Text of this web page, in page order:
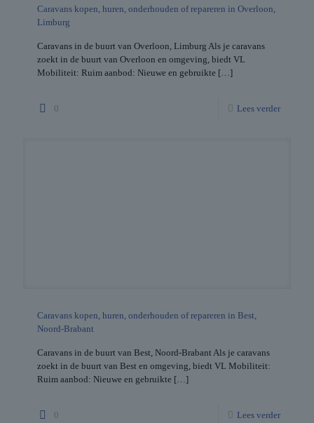
Caravans kopen, huren, onderhouden of repareren in Overloon,
Limburg
Caravans in de buurt van Overloon, Limburg Als je caravans
zoekt in de buurt van Overloon en omgeving, biedt VL
Mobiliteit: Ruim aanbod: Nieuwe en gebruikte […]
0 Lees verder
Caravans kopen, huren, onderhouden of repareren in Best,
Noord-Brabant
Caravans in de buurt van Best, Noord-Brabant Als je caravans
zoekt in de buurt van Best en omgeving, biedt VL Mobiliteit:
Ruim aanbod: Nieuwe en gebruikte […]
0 Lees verder